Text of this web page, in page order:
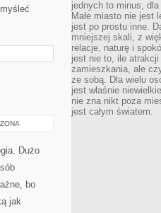
Dużo
bo
jak
jednych to minus,
Małe miasto nie jest
jest po prostu inne.
mniejszej skali, z
relacje, naturę i
jest nie to, ile
zamieszkania, ale
ze sobą. Dla wielu
jest właśnie
nie zna nikt poza
jest całym światem.